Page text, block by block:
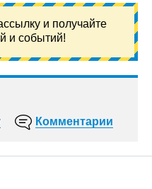
и получайте
и событий!
Комментарии